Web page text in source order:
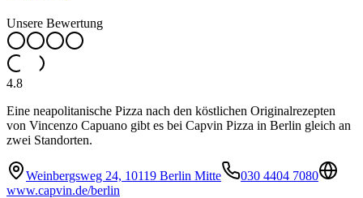
Unsere Bewertung
4.8
Eine neapolitanische Pizza nach den köstlichen Originalrezepten
von Vincenzo Capuano gibt es bei Capvin Pizza in Berlin gleich an
zwei Standorten.
Weinbergsweg 24, 10119 Berlin Mitte
030 4404 7080
www.capvin.de/berlin